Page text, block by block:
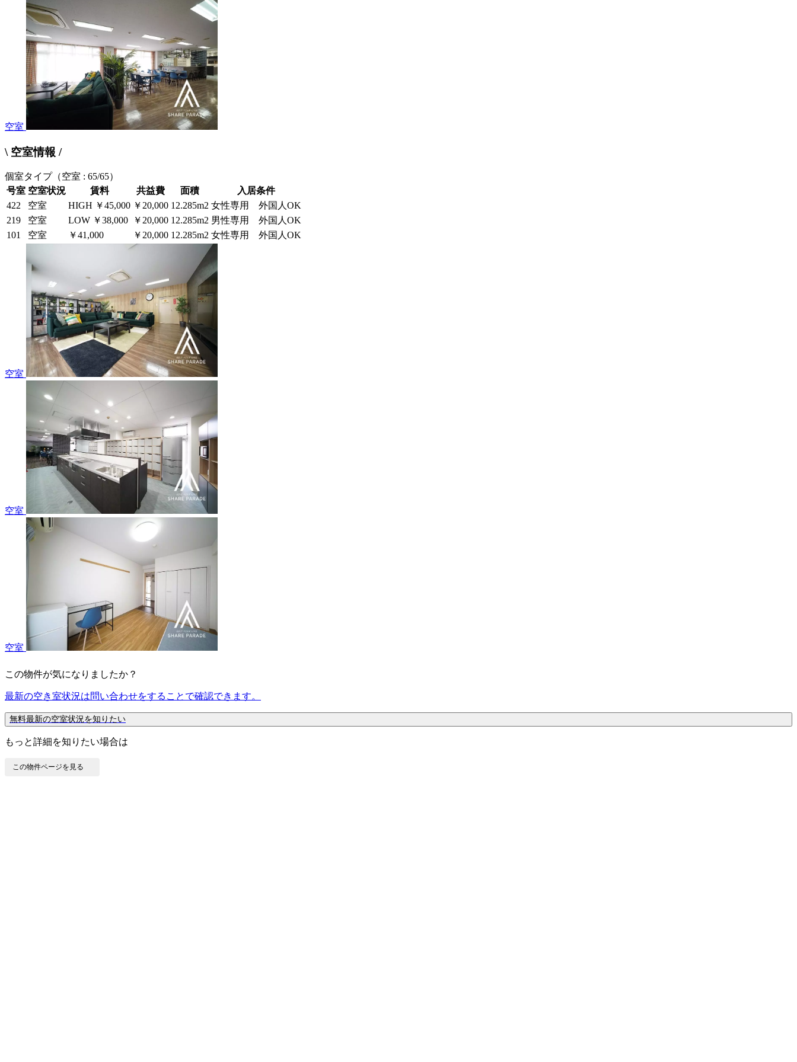
空室
\ 空室情報 /
個室タイプ（空室 : 65/65）
号室 空室状況 賃料 共益費 面積
入居条件
422
空室 HIGH ￥45,000 ￥20,000 12.285m2 女性専用 外国人OK
219
空室 LOW ￥38,000 ￥20,000 12.285m2 男性専用 外国人OK
101
空室 ￥41,000 ￥20,000 12.285m2 女性専用 外国人OK
空室
空室
空室
この物件が気になりましたか？
最新の空き室状況は問い合わせをすることで確認できます。
無料最新の空室状況を知りたい
もっと詳細を知りたい場合は
この物件ページを見る